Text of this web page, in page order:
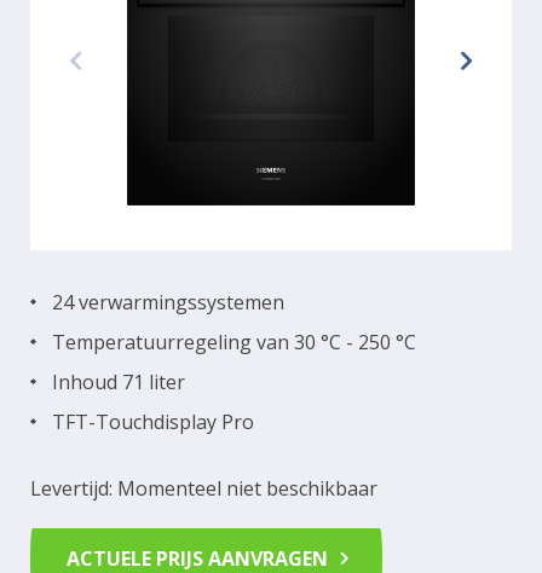
Levertijd: Momenteel niet beschikbaar
24 verwarmingssystemen
Temperatuurregeling van 30 °C - 250 °C
Inhoud 71 liter
TFT-Touchdisplay Pro
ACTUELE PRIJS AANVRAGEN